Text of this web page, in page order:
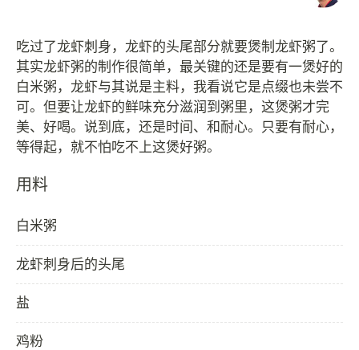
吃过了龙虾刺身，龙虾的头尾部分就要煲制龙虾粥了。
其实龙虾粥的制作很简单，最关键的还是要有一煲好的
白米粥，龙虾与其说是主料，我看说它是点缀也未尝不
可。但要让龙虾的鲜味充分滋润到粥里，这煲粥才完
美、好喝。说到底，还是时间、和耐心。只要有耐心，
用料
白米粥
龙虾刺身后的头尾
盐
鸡粉